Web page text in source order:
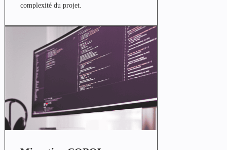
complexité du projet.